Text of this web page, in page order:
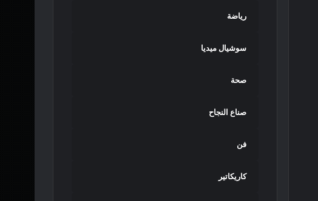
رياضة
سوشيال ميديا
صحة
صناع النجاح
فن
كاريكاتير